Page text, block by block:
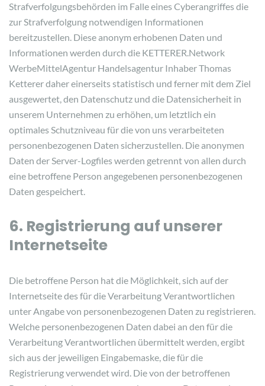
Strafverfolgungsbehörden im Falle eines Cyberangriffes die
zur Strafverfolgung notwendigen Informationen
bereitzustellen. Diese anonym erhobenen Daten und
Informationen werden durch die KETTERER.Network
WerbeMittelAgentur Handelsagentur Inhaber Thomas
Ketterer daher einerseits statistisch und ferner mit dem Ziel
ausgewertet, den Datenschutz und die Datensicherheit in
unserem Unternehmen zu erhöhen, um letztlich ein
optimales Schutzniveau für die von uns verarbeiteten
personenbezogenen Daten sicherzustellen. Die anonymen
Daten der Server-Logfiles werden getrennt von allen durch
eine betroffene Person angegebenen personenbezogenen
Daten gespeichert.
6. Registrierung auf unserer
Internetseite
Die betroffene Person hat die Möglichkeit, sich auf der
Internetseite des für die Verarbeitung Verantwortlichen
unter Angabe von personenbezogenen Daten zu registrieren.
Welche personenbezogenen Daten dabei an den für die
Verarbeitung Verantwortlichen übermittelt werden, ergibt
sich aus der jeweiligen Eingabemaske, die für die
Registrierung verwendet wird. Die von der betroffenen